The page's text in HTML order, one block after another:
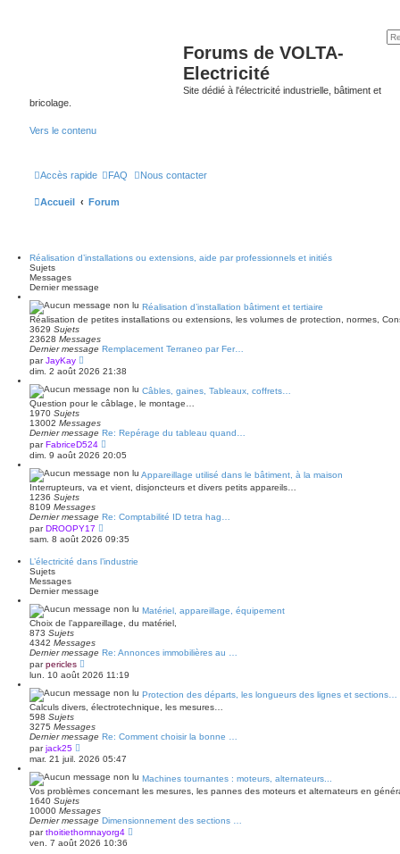
Forums de VOLTA-
Electricité
Site dédié à l'électricité industrielle, bâtiment et
bricolage.
Vers le contenu
Accès rapide FAQ Nous contacter
Accueil Forum
Réalisation d’installations ou extensions, aide par professionnels et initiés
Sujets
Messages
Dernier message
Réalisation d’installation bâtiment et tertiaire
Réalisation de petites installations ou extensions, les volumes de protection, normes,
3629 Sujets
23628 Messages
Dernier message Remplacement Terraneo par Fer…
parJayKay
o
r
e
e
r
n
i
r
m
s
s
a
g
e
dim. 2 août 2026 21:38
Câbles, gaines, Tableaux, coffrets…
Question pour le câblage, le montage…
1970 Sujets
13002 Messages
Dernier message Re: Repérage du tableau quand…
parFabriceD524
o
i
r
e
r
i
r
a
g
e
dim. 9 août 2026 20:05
Appareillage utilisé dans le bâtiment, à la maison
Interrupteurs, va et vient, disjoncteurs et divers petits appareils…
1236 Sujets
8109 Messages
Dernier message Re: Comptabilité ID tetra hag…
parDROOPY17
o
l
n
i
m
a
e
sam. 8 août 2026 09:35
L’électricité dans l’industrie
Sujets
Messages
Dernier message
Matériel, appareillage, équipement
Choix de l’appareillage, du matériel,
873 Sujets
4342 Messages
Dernier message Re: Annonces immobilières au …
parpericles
o
i
r
e
e
r
i
r
m
s
s
a
g
e
lun. 10 août 2026 11:19
Protection des départs, les longueurs des lignes et sections…
Calculs divers, électrotechnique, les mesures…
598 Sujets
3275 Messages
Dernier message Re: Comment choisir la bonne …
parjack25
o
i
r
e
e
r
n
i
mar. 21 juil. 2026 05:47
Machines tournantes : moteurs, alternateurs...
Vos problèmes concernant les mesures, les pannes des moteurs et alternateurs en
1640 Sujets
10000 Messages
Dernier message Dimensionnement des sections …
parthoitiethomnayorg4
ven. 7 août 2026 10:36